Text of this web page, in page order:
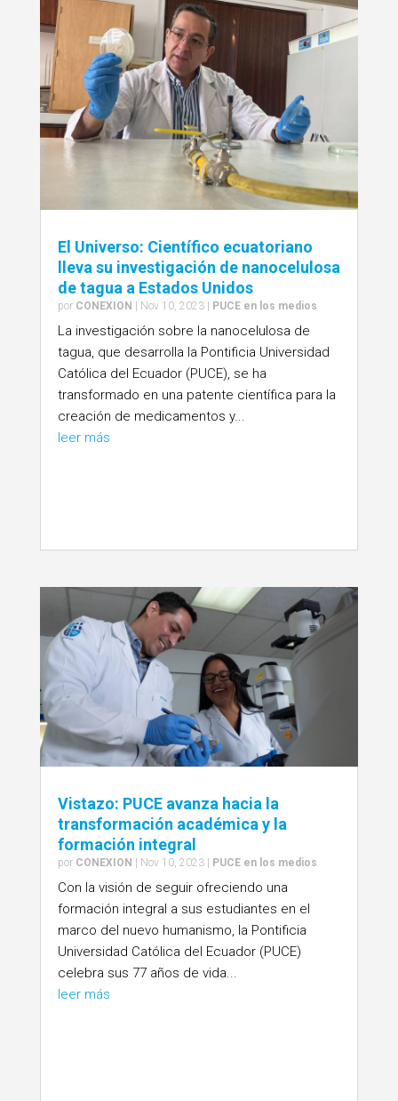
El Universo: Científico ecuatoriano
lleva su investigación de nanocelulosa
de tagua a Estados Unidos
por CONEXION Nov 10, 2023| PUCE en los medios
La investigación sobre la nanocelulosa de
tagua, que desarrolla la Pontificia Universidad
Católica del Ecuador (PUCE), se ha
transformado en una patente científica para la
creación de medicamentos y...
leer más
Vistazo: PUCE avanza hacia la
transformación académica y la
formación integral
por CONEXION | Nov 10, 2023| PUCE en los medios
Con la visión de seguir ofreciendo una
formación integral a sus estudiantes en el
marco del nuevo humanismo, la Pontificia
Universidad Católica del Ecuador (PUCE)
celebra sus 77 años de vida...
leer más